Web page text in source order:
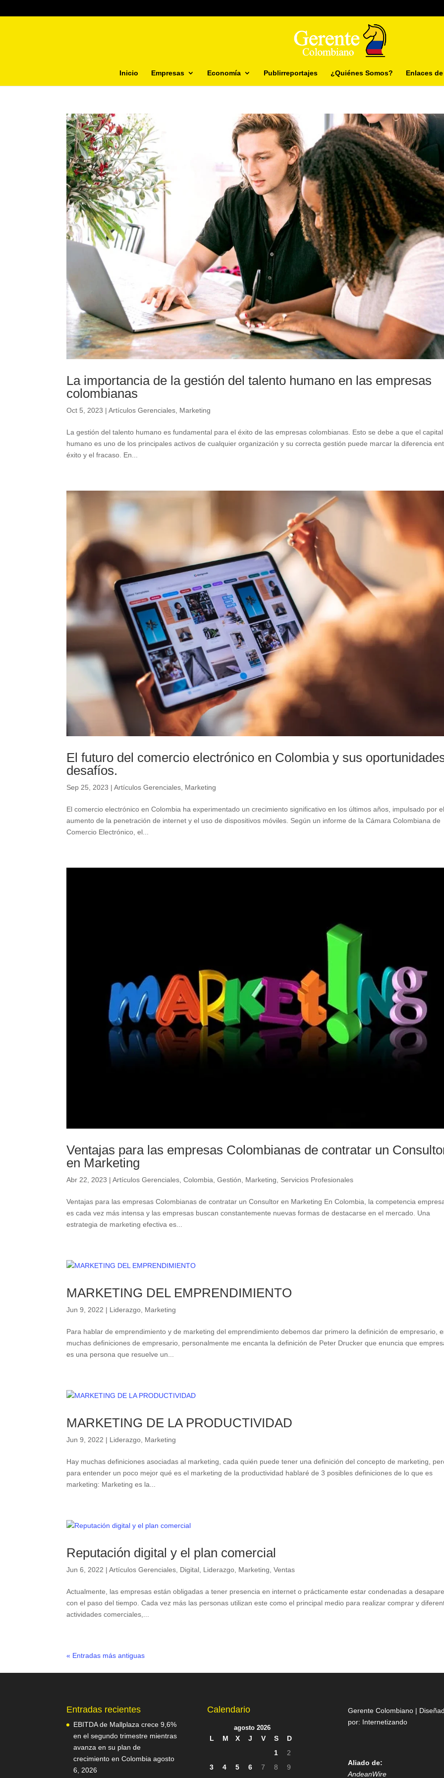
Inicio Empresas Economía Publirreportajes ¿Quiénes Somos? Enlaces
La importancia de la gestión del talento humano en las empresas
colombianas
Oct 5, 2023 |Artículos Gerenciales Marketing
La gestión del talento humano es fundamental para el éxito de las empresas colombianas. Esto se debe a que el capital
humano es uno de los principales activos de cualquier organización y su correcta gestión puede marcar la diferencia
éxito y el fracaso. En...
El futuro del comercio electrónico en Colombia y sus
desafíos.
Sep 25, 2023 |Artículos Gerenciales Marketing
El comercio electrónico en Colombia ha experimentado un crecimiento significativo en los últimos años, impulsado por el
aumento de la penetración de internet y el uso de dispositivos móviles. Según un informe de la Cámara Colombiana de
Comercio Electrónico, el...
Ventajas para las empresas Colombianas de contratar un
en Marketing
Abr 22, 2023 |Artículos Gerenciales,Colombia,Gestión, Marketing, Servicios Profesionales
Ventajas para las empresas Colombianas de contratar un Consultor en Marketing En Colombia, la competencia
es cada vez más intensa y las empresas buscan constantemente nuevas formas de destacarse en el mercado. Una
estrategia de marketing efectiva es...
MARKETING DEL EMPRENDIMIENTO
Jun 9, 2022 | Liderazgo, Marketing
Para hablar de emprendimiento y de marketing del emprendimiento debemos dar primero la definición de empresario,
muchas definiciones de empresario, personalmente me encanta la definición de Peter Drucker que enuncia que
es una persona que resuelve un...
MARKETING DE LA PRODUCTIVIDAD
Jun 9, 2022 | Liderazgo, Marketing
Hay muchas definiciones asociadas al marketing, cada quién puede tener una definición del concepto de marketing,
para entender un poco mejor qué es el marketing de la productividad hablaré de 3 posibles definiciones de lo que es
marketing: Marketing es la...
Reputación digital y el plan comercial
Jun 6, 2022 |Artículos Gerenciales, Digital, Liderazgo, Marketing,Ventas
Actualmente, las empresas están obligadas a tener presencia en internet o prácticamente estar condenadas a
con el paso del tiempo. Cada vez más las personas utilizan este como el principal medio para realizar comprar y
actividades comerciales,...
« Entradas más antiguas
Entradas recientes
EBITDA de Mallplaza crece 9,6%
en el segundo trimestre mientras
avanza en su plan de
crecimiento en Colombia agosto
6, 2026
Calendario
agosto 2026
L M X J V S
D
1
2
3
4 5 6 7 8
9
Gerente Colombiano |
por: Internetizando
Aliado de:
AndeanWire